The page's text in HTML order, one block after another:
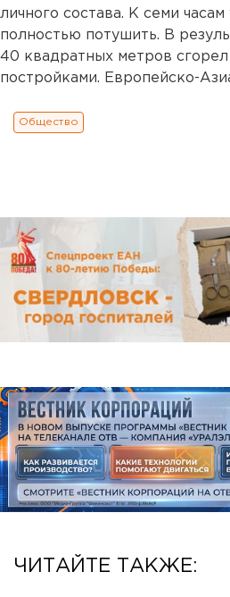
личного состава. К семи
полностью потушить. В
40 квадратных метров
постройками. Европейско-
Общество
ЧИТАЙТЕ ТАКЖЕ: